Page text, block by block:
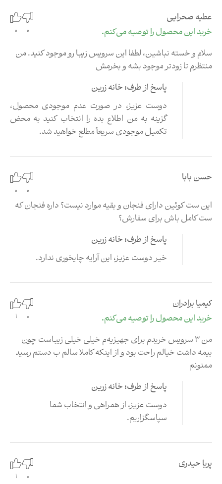
عطیه صحرایی
خرید این محصول را توصیه می‌کنم.
0
0
سلام و خسته نباشین، لطفا این سرویس زیبا رو موجود کنید. من
منتظرم تا زودتر موجود بشه و بخرمش
پاسخ از طرف: خانه زرین
دوست عزیز، در صورت عدم موجودی محصول،
گزینه به من اطلاع بده را انتخاب کنید به محض
تکمیل موجودی سریعاً مطلع خواهید شد.
حسن بابا
0
0
این ست کوئین دارای فنجان و بقیه موارد نیست؟ داره فنجان که
ست کامل باش برای سفارش؟
پاسخ از طرف: خانه زرین
خیر دوست عزیز، این آرایه چایخوری ندارد.
کیمیا برادران
خرید این محصول را توصیه می‌کنم.
0
1
من 3 سرویس خریدم برای جهیزیه‌م خیلی خیلی زیباست چون
بیمه داشت خیالم راحت بود و از اینکه کاملا سالم ب دستم رسید
ممنونم
پاسخ از طرف: خانه زرین
دوست عزیز،‌ از همراهی و انتخاب شما
سپاسگزاریم.
پریا حیدری
0
1